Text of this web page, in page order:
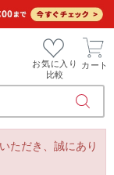
お気に入り
比較
カート
ただき、誠にあり